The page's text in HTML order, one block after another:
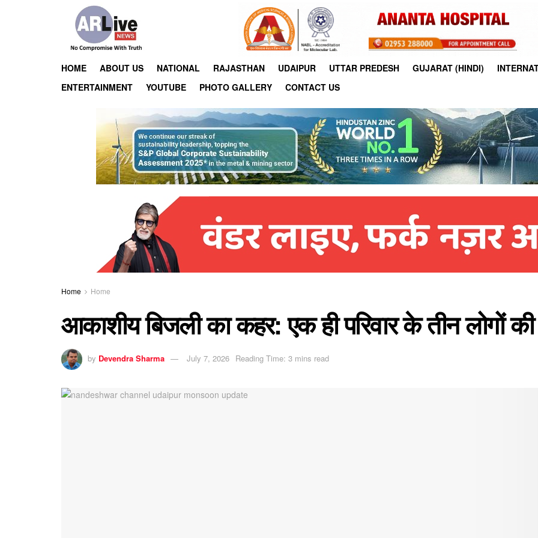
HOME ABOUT US NATIONAL RAJASTHAN UDAIPUR UTTAR PREDESH GUJARAT (HINDI)
ENTERTAINMENT
YOUTUBE PHOTO GALLERY CONTACT US
Home Home
आकाशीय बिजली का कहर: एक ही परिवार के तीन लोगों
by Devendra Sharma July 7, 2026 Reading Time: 3 mins read